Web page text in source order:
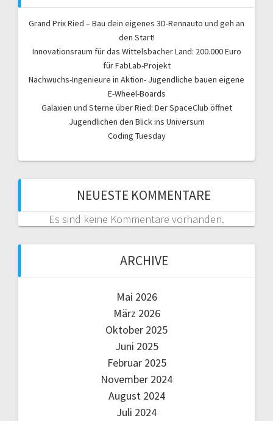
Grand Prix Ried – Bau dein eigenes 3D-Rennauto und geh an
den Start!
Innovationsraum für das Wittelsbacher Land: 200.000 Euro
für FabLab-Projekt
Nachwuchs-Ingenieure in Aktion- Jugendliche bauen eigene
E-Wheel-Boards
Galaxien und Sterne über Ried: Der SpaceClub öffnet
Jugendlichen den Blick ins Universum
Coding Tuesday
NEUESTE KOMMENTARE
Es sind keine Kommentare vorhanden.
ARCHIVE
Mai 2026
März 2026
Oktober 2025
Juni 2025
Februar 2025
November 2024
August 2024
Juli 2024